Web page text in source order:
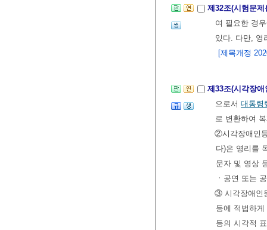
제32조(시험문
여 필요한 경
있다. 다만, 영
[제목개정
제33조(시각장
으로서 대통령
로 변환하여
②시각장애인
다)은 영리를
문자 및 영상
ㆍ공연 또는
③ 시각장애인
등에 적법하
등의 시각적